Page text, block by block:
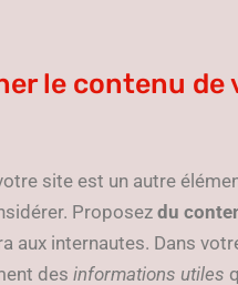
le contenu de
site est un autre
Proposez du
aux internautes. Dans
des informations utiles